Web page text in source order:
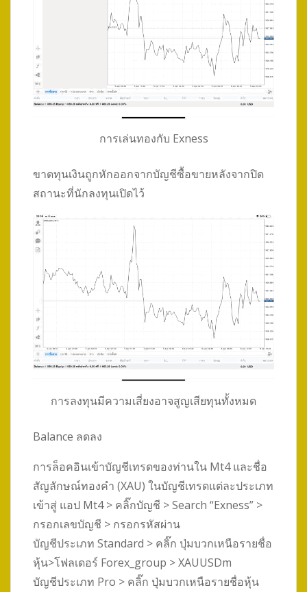
การเล่นทองกับ Exness
ขาดทุนเงินถูกหักออกจากบัญชีซื้อขายหลังจากปิด
สถานะที่นักลงทุนเปิดไว้
การลงทุนมีความเสี่ยงอาจสูญเสียทุนทั้งหมด
Balance ลดลง
การล็อคอินเข้าบัญชีเทรดของท่านใน Mt4 และชื่อ
สัญลักษณ์ทองคำ (XAU) ในบัญชีเทรดแต่ละประเภท
เข้าสู่ แอป Mt4 > คลิ๊กบัญชี > Search “Exness” >
กรอกเลขบัญชี > กรอกรหัสผ่าน
บัญชีประเภท Standard > คลิ๊ก ปุ่มบวกเหนือรายชื่อ
หุ้น>โฟลเดอร์ Forex_group > XAUUSDm
บัญชีประเภท Pro > คลิ๊ก ปุ่มบวกเหนือรายชื่อหุ้น